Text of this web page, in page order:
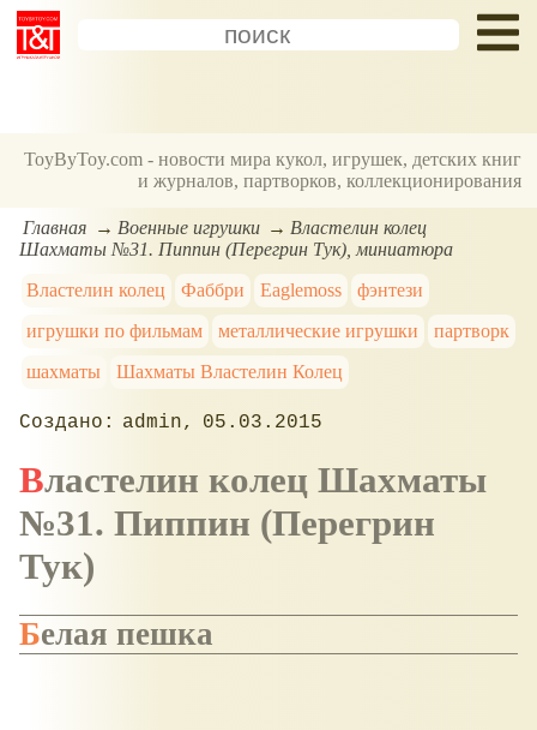
ToyByToy.com - новости мира кукол, игрушек, детских книг
и журналов, партворков, коллекционирования
Главная Военные игрушки
Властелин колец
Шахматы №31. Пиппин (Перегрин Тук), миниатюра
Властелин колец
Фаббри Eaglemoss
фэнтези
игрушки по фильмам
металлические игрушки
партворк
шахматы
Шахматы Властелин Колец
admin 05.03.2015
Властелин колец Шахматы
№31. Пиппин (Перегрин
Тук)
Белая пешка